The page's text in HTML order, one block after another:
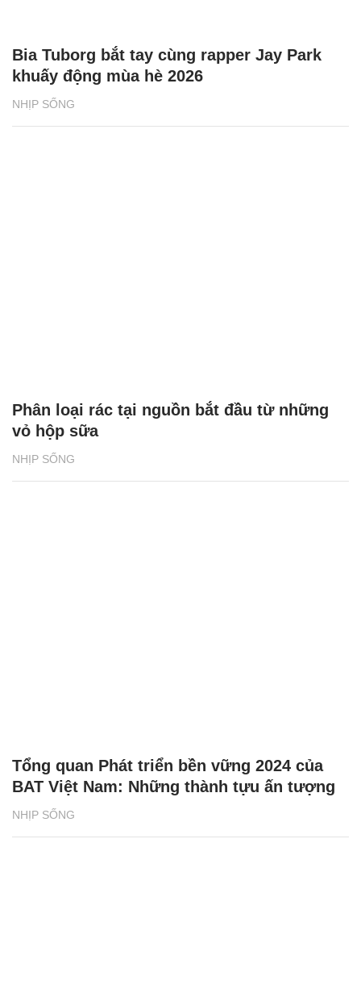
NHỊP SỐNG
Bia Tuborg bắt tay cùng rapper Jay Park
khuấy động mùa hè 2026
NHỊP SỐNG
Phân loại rác tại nguồn bắt đầu từ những
vỏ hộp sữa
NHỊP SỐNG
Tổng quan Phát triển bền vững 2024 của
BAT Việt Nam: Những thành tựu ấn tượng